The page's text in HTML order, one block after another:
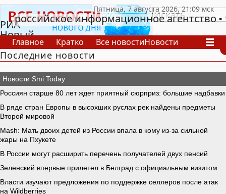
РИА
Новый
День
российское информационное агентство
Главное Кратко Все новостиНовости
В России
В мире
СпецпроектыПроекты Архив
Последние новости